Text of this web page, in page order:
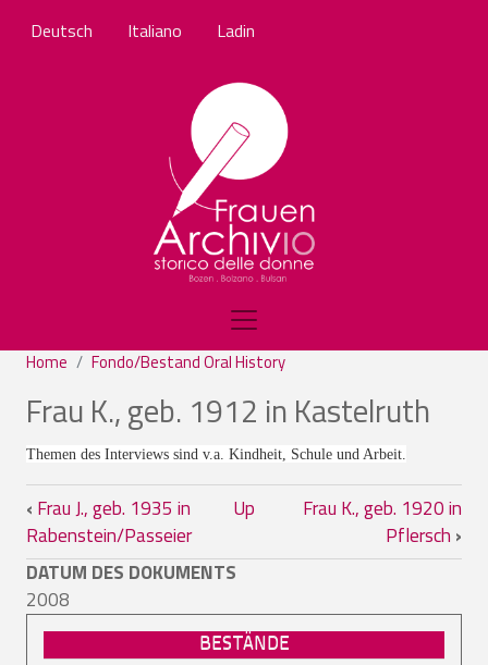
Deutsch Italiano Ladin
Home Fondo/Bestand Oral History
Frau K., geb. 1912 in Kastelruth
Themen des Interviews sind v.a. Kindheit, Schule und Arbeit.
Book traversal links for Frau K., geb.
‹ Frau J., geb. 1935 in
Rabenstein/Passeier
Up
Frau K., geb. 1920 in
Pflersch ›
DATUM DES DOKUMENTS
2008
BESTÄNDE